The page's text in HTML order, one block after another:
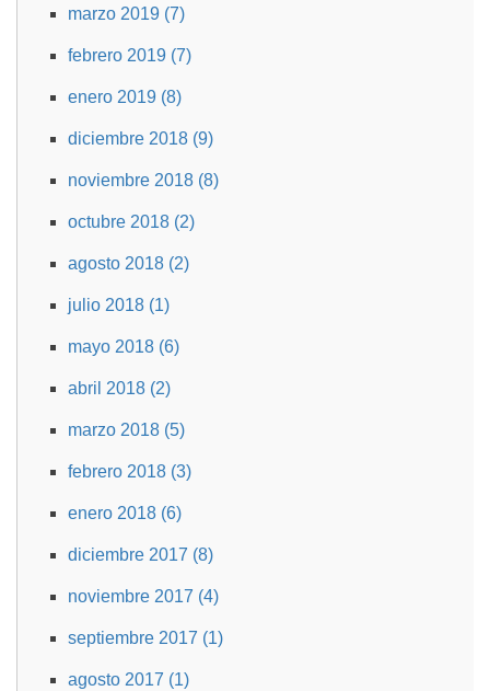
marzo 2019 (7)
febrero 2019 (7)
enero 2019 (8)
diciembre 2018 (9)
noviembre 2018 (8)
octubre 2018 (2)
agosto 2018 (2)
julio 2018 (1)
mayo 2018 (6)
abril 2018 (2)
marzo 2018 (5)
febrero 2018 (3)
enero 2018 (6)
diciembre 2017 (8)
noviembre 2017 (4)
septiembre 2017 (1)
agosto 2017 (1)